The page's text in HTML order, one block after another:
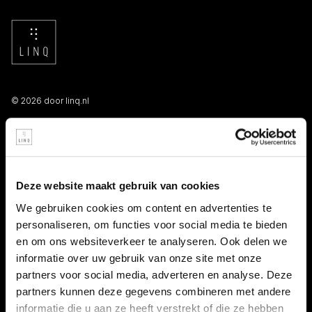
Deze website maakt gebruik van cookies
We gebruiken cookies om content en advertenties te
personaliseren, om functies voor social media te bieden
en om ons websiteverkeer te analyseren. Ook delen we
informatie over uw gebruik van onze site met onze
partners voor social media, adverteren en analyse. Deze
partners kunnen deze gegevens combineren met andere
informatie die u aan ze heeft verstrekt of die ze hebben
© 2026 door linq.nl
LINKS
Persooneelsgids uitzendkrachten
Antidiscriminatiebeleid
Klacht indienen